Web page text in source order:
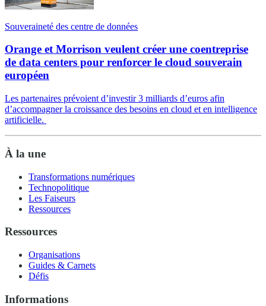
Souveraineté des centre de données
Orange et Morrison veulent créer une coentreprise
de data centers pour renforcer le cloud souverain
européen
Les partenaires prévoient d’investir 3 milliards d’euros afin
d’accompagner la croissance des besoins en cloud et en intelligence
artificielle.
À la une
Transformations numériques
Technopolitique
Les Faiseurs
Ressources
Ressources
Organisations
Guides & Carnets
Défis
Informations